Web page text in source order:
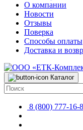
О компании
Новости
Отзывы
Поверка
Способы оплаты
Доставка и
Каталог
8 (800) 777-16-